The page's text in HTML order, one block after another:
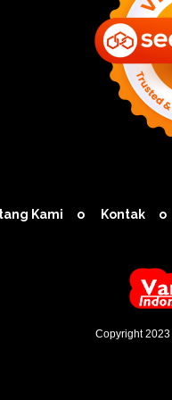
Kami Kontak
Copyright 2023